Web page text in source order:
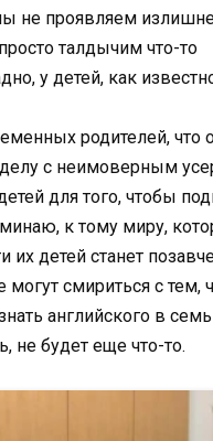
не проявляем
талдычим что-то
у детей, как
родителей, что
делу с неимоверным
для того, чтобы
к тому миру,
их детей станет
могут смириться с тем,
английского в
не будет еще что-то.